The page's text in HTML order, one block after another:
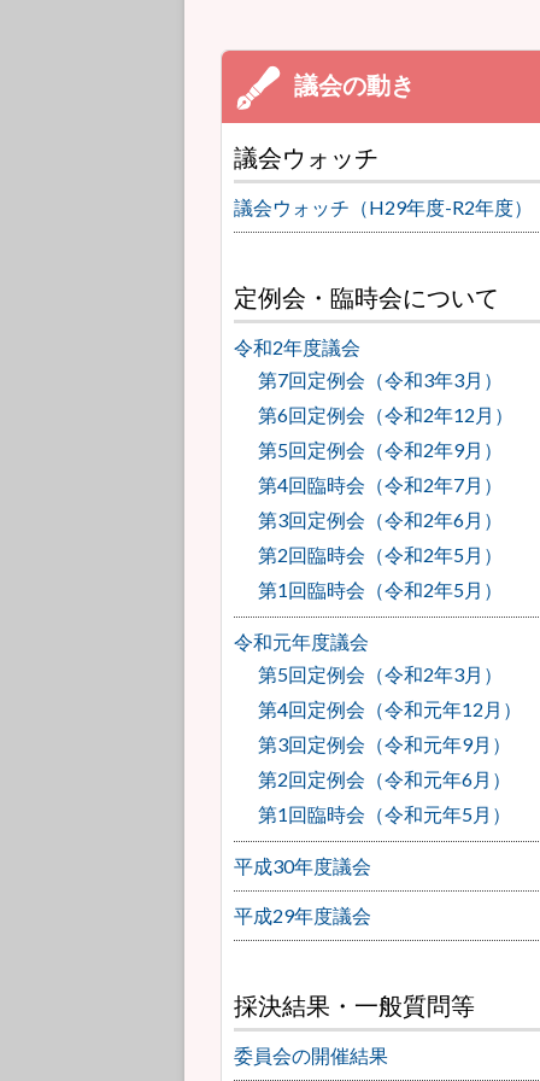
議会ウォッチ
議会ウォッチ（H29年度-R2年度）
定例会・臨時会について
令和2年度議会
第7回定例会（令和3年3月）
第6回定例会（令和2年12月）
第5回定例会（令和2年9月）
第4回臨時会（令和2年7月）
第3回定例会（令和2年6月）
第2回臨時会（令和2年5月）
第1回臨時会（令和2年5月）
令和元年度議会
第5回定例会（令和2年3月）
第4回定例会（令和元年12月）
第3回定例会（令和元年9月）
第2回定例会（令和元年6月）
第1回臨時会（令和元年5月）
平成30年度議会
平成29年度議会
採決結果・一般質問等
委員会の開催結果